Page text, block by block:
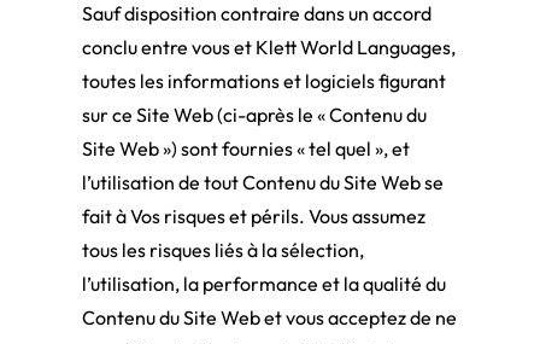
Sauf disposition contraire dans un accord
conclu entre vous et Klett World Languages,
toutes les informations et logiciels figurant
sur ce Site Web (ci-après le « Contenu du
Site Web ») sont fournies « tel quel », et
l’utilisation de tout Contenu du Site Web se
fait à Vos risques et périls. Vous assumez
tous les risques liés à la sélection,
l’utilisation, la performance et la qualité du
Contenu du Site Web et vous acceptez de ne